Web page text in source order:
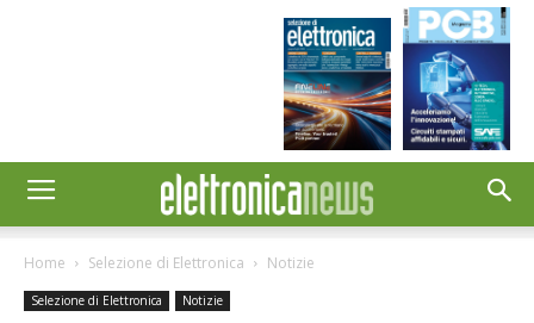
Home Selezione di Elettronica Notizie
Selezione di Elettronica Notizie